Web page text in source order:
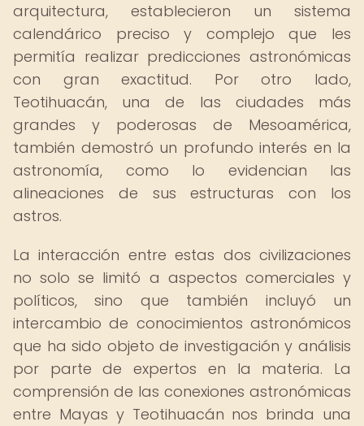
arquitectura, establecieron un sistema
calendárico preciso y complejo que les
permitía realizar predicciones astronómicas
con gran exactitud. Por otro lado,
Teotihuacán, una de las ciudades más
grandes y poderosas de Mesoamérica,
también demostró un profundo interés en la
astronomía, como lo evidencian las
alineaciones de sus estructuras con los
astros.
La interacción entre estas dos civilizaciones
no solo se limitó a aspectos comerciales y
políticos, sino que también incluyó un
intercambio de conocimientos astronómicos
que ha sido objeto de investigación y análisis
por parte de expertos en la materia. La
comprensión de las conexiones astronómicas
entre Mayas y Teotihuacán nos brinda una